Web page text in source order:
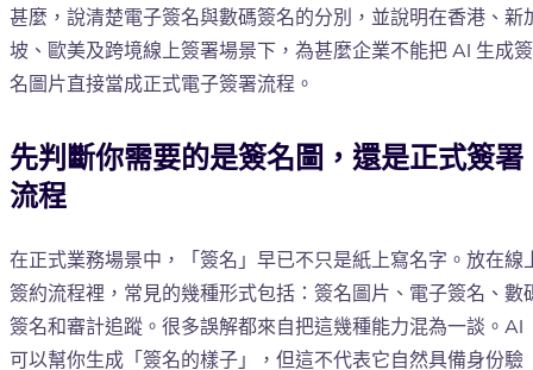
甚麼，說清楚電子簽名與數碼簽名的分別，並說明在香港、新
坡、歐美及跨境線上簽署場景下，為甚麼企業不能把 AI 生成簽
名圖片直接當成正式電子簽署流程。
先判斷你需要的是簽名圖，還是正式簽署
流程
在正式業務場景中，「簽名」早已不只是紙上寫名字。放在線
簽約流程裡，常見的幾種形式包括：簽名圖片、電子簽名、數
簽名和審計追蹤。很多誤解都來自把這幾種能力混為一談。AI
可以幫你生成「簽名的樣子」，但這不代表它自然具備身份驗